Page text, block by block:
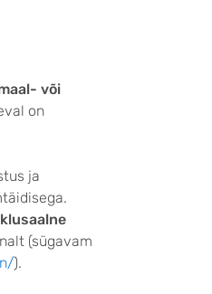
või
on
ja
(sügavam
).